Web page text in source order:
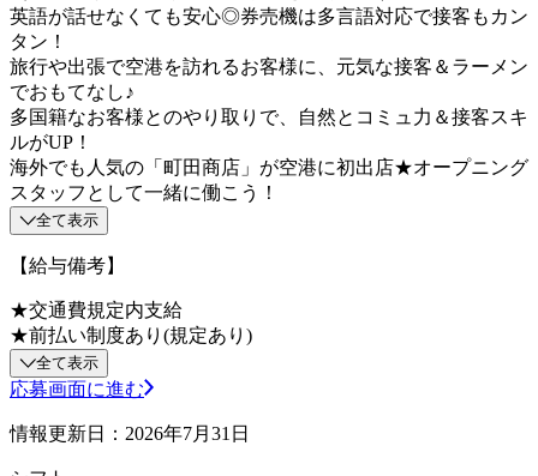
英語が話せなくても安心◎券売機は多言語対応で接客もカン
タン！
旅行や出張で空港を訪れるお客様に、元気な接客＆ラーメン
でおもてなし♪
多国籍なお客様とのやり取りで、自然とコミュ力＆接客スキ
ルがUP！
海外でも人気の「町田商店」が空港に初出店★オープニング
スタッフとして一緒に働こう！
全て表示
【給与備考】
★交通費規定内支給
★前払い制度あり(規定あり)
全て表示
応募画面に進む
情報更新日：2026年7月31日